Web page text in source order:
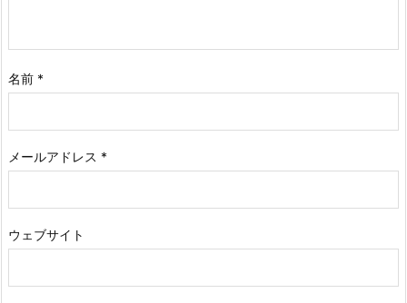
名前 *
メールアドレス *
ウェブサイト